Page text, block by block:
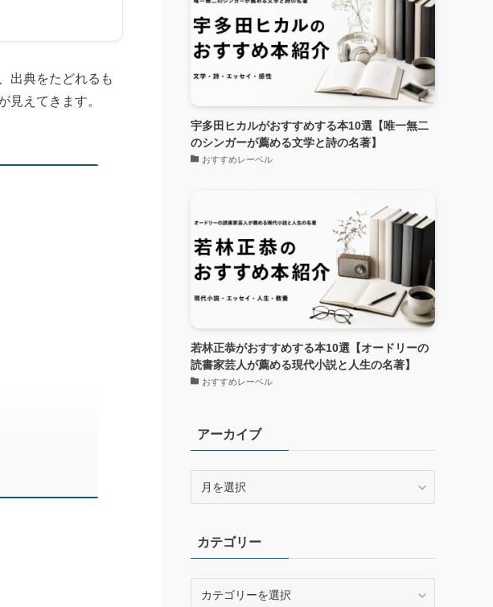
出典をたどれるも
見えてきます。
宇多田ヒカルがおすすめする本10選【唯一無二
のシンガーが薦める文学と詩の名著】
おすすめレーベル
若林正恭がおすすめする本10選【オードリーの
読書家芸人が薦める現代小説と人生の名著】
おすすめレーベル
アーカイブ
ブカテゴリー